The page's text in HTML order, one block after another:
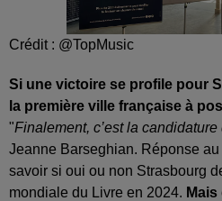
Crédit : @TopMusic
Si une victoire se profile pour
la première ville française à
"Finalement, c’est la
Jeanne Barseghian. Réponse au
savoir si oui ou non Strasbourg
mondiale du Livre en 2024.